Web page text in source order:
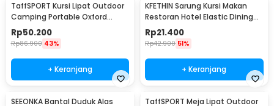
TaffSPORT Kursi Lipat Outdoor
Camping Portable Oxford
Folding Chair S - OL3336
Rp50.200
Rp86.900 43%
+ Keranjang
KFETHIN Sarung Kursi Makan
Restoran Hotel Elastic Dining
Chair Cover - KF55
Rp21.400
Rp42.900 51%
+ Keranjang
SEEONKA Bantal Duduk Alas
TaffSPORT Meja Lipat Outdoor